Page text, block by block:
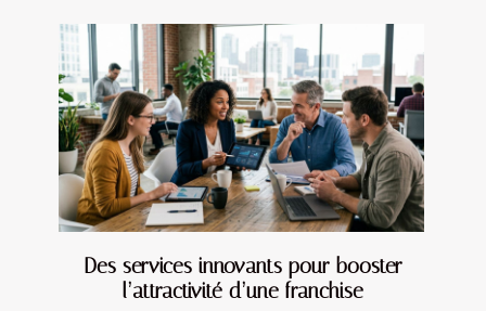
Des services innovants pour booster
l’attractivité d’une franchise